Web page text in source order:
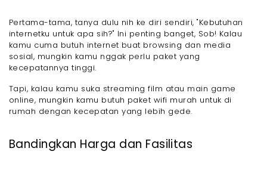
Pertama-tama, tanya dulu nih ke diri sendiri, "Kebutuhan
internetku untuk apa sih?" Ini penting banget, Sob! Kalau
kamu cuma butuh internet buat browsing dan media
sosial, mungkin kamu nggak perlu paket yang
kecepatannya tinggi.
Tapi, kalau kamu suka streaming film atau main game
online, mungkin kamu butuh paket wifi murah untuk di
rumah dengan kecepatan yang lebih gede.
Bandingkan Harga dan Fasilitas